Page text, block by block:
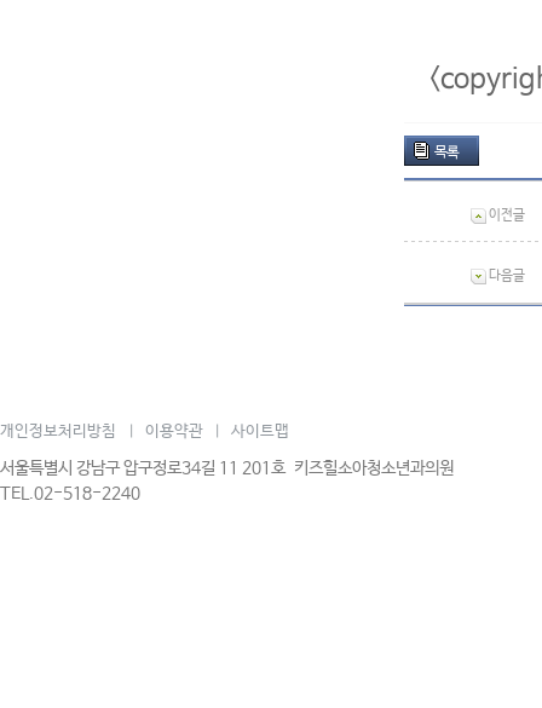
목록
이전글
다음글
개인정보처리방침 이용약관 사이트맵
서울특별시 강남구 압구정로34길 11 201호 키즈힐소아청소년과의원
TEL.02-518-2240